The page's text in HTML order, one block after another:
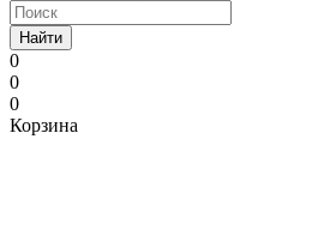
Найти
0
0
0
Корзина